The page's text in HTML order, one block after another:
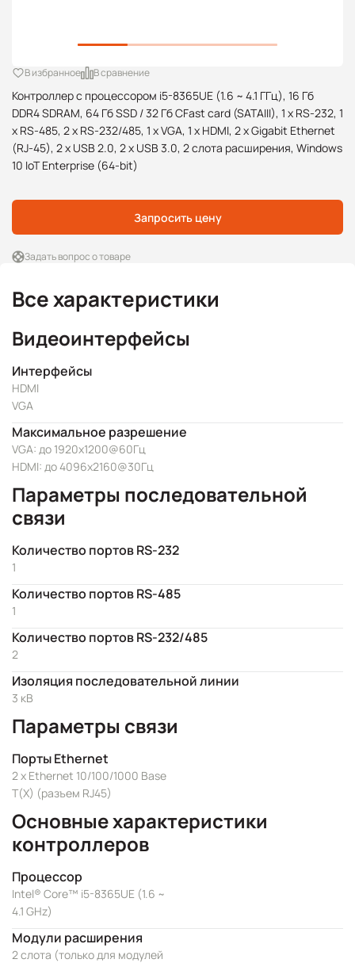
Контроллер с процессором i5-8365UE (1.6 ~ 4.1 ГГц), 16 Гб
DDR4 SDRAM, 64 Гб SSD / 32 Гб CFast card (SATAIII), 1 x RS-232, 1
x RS-485, 2 x RS-232/485, 1 x VGA, 1 x HDMI, 2 x Gigabit Ethernet
(RJ-45), 2 x USB 2.0, 2 x USB 3.0, 2 слота расширения, Windows
10 IoT Enterprise (64-bit)
В избранное В сравнение
Запросить цену
Задать вопрос о товаре
Все характеристики
Видеоинтерфейсы
Интерфейсы
HDMI
VGA
Максимальное разрешение
VGA: до 1920x1200@60Гц
HDMI: до 4096x2160@30Гц
Параметры последовательной
связи
Количество портов RS-232
1
Количество портов RS-485
1
Количество портов RS-232/485
2
Изоляция последовательной линии
3 кВ
Параметры связи
Порты Ethernet
2 x Ethernet 10/100/1000 Base
T(X) (разъем RJ45)
Основные характеристики
контроллеров
Процессор
Intel® Core™ i5-8365UE (1.6 ~
4.1 GHz)
Модули расширения
2 слота (только для модулей